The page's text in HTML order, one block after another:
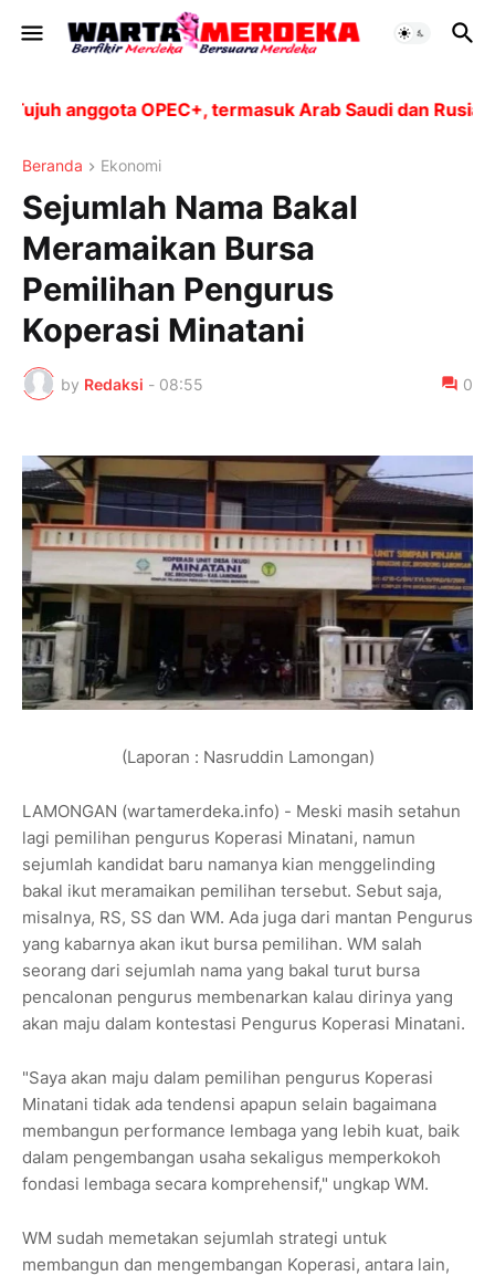
anggota OPEC+, termasuk Arab Saudi dan Rusia,
Beranda Ekonomi
Sejumlah Nama Bakal
Meramaikan Bursa
Pemilihan Pengurus
Koperasi Minatani
by Redaksi - 08:55 0
(Laporan : Nasruddin Lamongan)
LAMONGAN (wartamerdeka.info) - Meski masih setahun
lagi pemilihan pengurus Koperasi Minatani, namun
sejumlah kandidat baru namanya kian menggelinding
bakal ikut meramaikan pemilihan tersebut. Sebut saja,
misalnya, RS, SS dan WM. Ada juga dari mantan Pengurus
yang kabarnya akan ikut bursa pemilihan. WM salah
seorang dari sejumlah nama yang bakal turut bursa
pencalonan pengurus membenarkan kalau dirinya yang
akan maju dalam kontestasi Pengurus Koperasi Minatani.
"Saya akan maju dalam pemilihan pengurus Koperasi
Minatani tidak ada tendensi apapun selain bagaimana
membangun performance lembaga yang lebih kuat, baik
dalam pengembangan usaha sekaligus memperkokoh
fondasi lembaga secara komprehensif," ungkap WM.
WM sudah memetakan sejumlah strategi untuk
membangun dan mengembangan Koperasi, antara lain,